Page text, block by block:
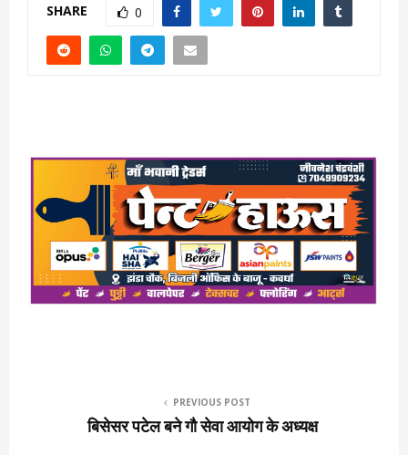
SHARE 0
PREVIOUS POST
बिसेसर पटेल बने गौ सेवा आयोग के अध्यक्ष